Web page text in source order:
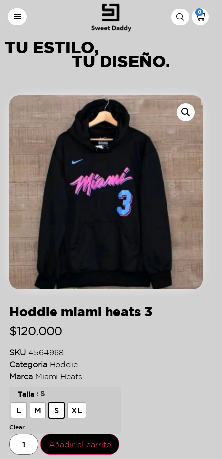
0
TU ESTILO,
TU DISEÑO.
Hoddie miami heats 3
$120.000
SKU 4564968
Categoria Hoddie
Marca Miami Heats
Talla : S
L M S XL
Clear
Añadir al carrito